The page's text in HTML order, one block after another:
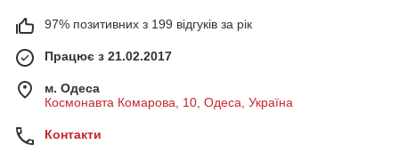
97% позитивних з 199 відгуків за рік
Працює з 21.02.2017
м. Одеса
Космонавта Комарова, 10, Одеса, Україна
Контакти